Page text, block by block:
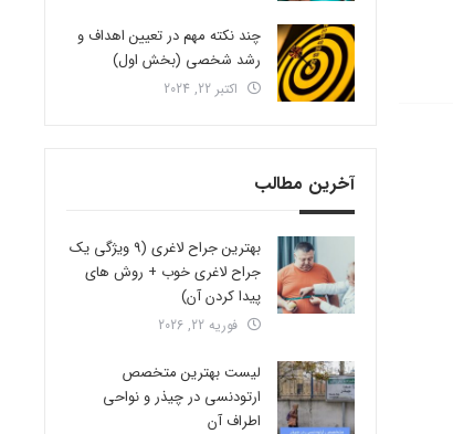
چند نکته مهم در تعیین اهداف و
رشد شخصی (بخش اول)
اکتبر 22, 2024
آخرین مطالب
بهترین جراح لاغری (9 ویژگی یک
جراح لاغری خوب + روش های
پیدا کردن آن)
فوریه 22, 2026
لیست بهترین متخصص
ارتودنسی در چیذر و نواحی
اطراف آن